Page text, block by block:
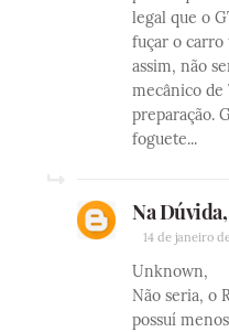
legal que o
fuçar o carro
assim, não
mecânico de
preparação.
foguete...
Na
14 de janeiro
Unknown,
Não seria, o
possuí